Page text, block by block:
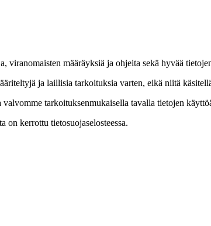
viranomaisten määräyksiä ja ohjeita sekä hyvää
ja laillisia tarkoituksia varten, eikä niitä
tarkoituksenmukaisella tavalla tietojen
kerrottu tietosuojaselosteessa.